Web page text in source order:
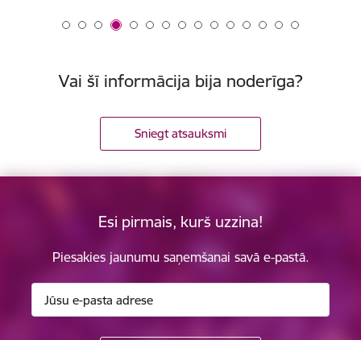
Vai šī informācija bija noderīga?
Sniegt atsauksmi
Esi pirmais, kurš uzzina!
Piesakies jaunumu saņemšanai savā e-pastā.